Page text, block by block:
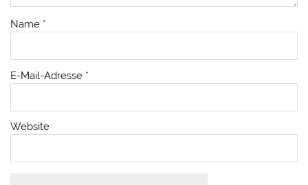
Name *
E-Mail-Adresse *
Website